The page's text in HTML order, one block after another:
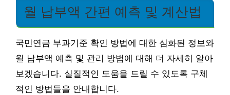
월 납부액 간편 예측 및 계산법
국민연금 부과기준 확인 방법에 대한 심화된 정보와
월 납부액 예측 및 관리 방법에 대해 더 자세히 알아
보겠습니다. 실질적인 도움을 드릴 수 있도록 구체
적인 방법들을 안내합니다.